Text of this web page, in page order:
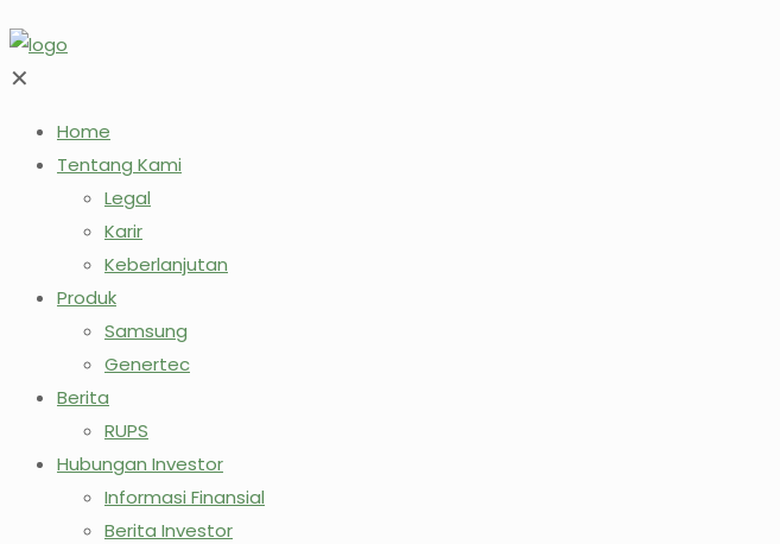
✕
Home
Tentang Kami
Legal
Karir
Keberlanjutan
Produk
Samsung
Genertec
Berita
RUPS
Hubungan Investor
Informasi Finansial
Berita Investor